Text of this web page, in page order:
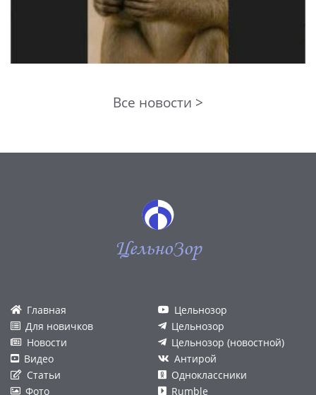
Все новости >
ЦельноЗор
Главная
Для новичков
Новости
Видео
Статьи
Фото
Цельнозор
Цельнозор
Цельнозор (новостной)
Антирой
Одноклассники
Rumble